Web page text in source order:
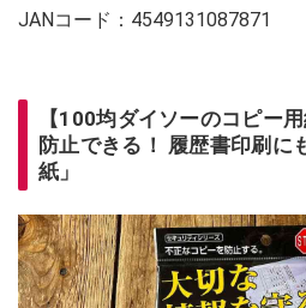
JANコード：4549131087871
【100均ダイソーのコピー
防止できる！ 履歴書印刷に
紙」